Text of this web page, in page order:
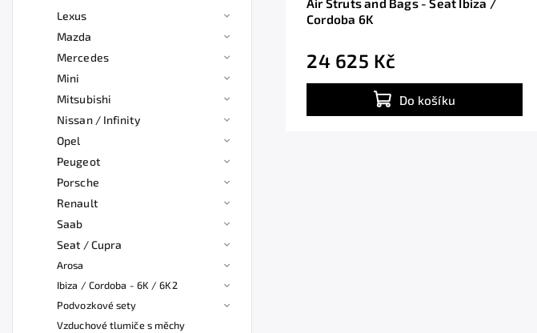
Lexus
Mazda
Mercedes
Mini
Mitsubishi
Nissan / Infinity
Opel
Peugeot
Porsche
Renault
Saab
Seat / Cupra
Arosa
Ibiza / Cordoba - 6K / 6K2
Podvozkové sety
Vzduchové tlumiče s měchy
Air Struts and Bags - Seat Ibiza /
Cordoba 6K
24 625 Kč
Do košíku